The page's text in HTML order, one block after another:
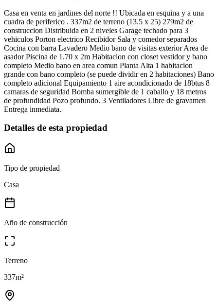
Casa en venta en jardines del norte !! Ubicada en esquina y a una
cuadra de periferico . 337m2 de terreno (13.5 x 25) 279m2 de
construccion Distribuida en 2 niveles Garage techado para 3
vehiculos Porton electrico Recibidor Sala y comedor separados
Cocina con barra Lavadero Medio bano de visitas exterior Area de
asador Piscina de 1.70 x 2m Habitacion con closet vestidor y bano
completo Medio bano en area comun Planta Alta 1 habitacion
grande con bano completo (se puede dividir en 2 habitaciones) Bano
completo adicional Equipamiento 1 aire acondicionado de 18btus 8
camaras de seguridad Bomba sumergible de 1 caballo y 18 metros
de profundidad Pozo profundo. 3 Ventiladores Libre de gravamen
Entrega inmediata.
Detalles de esta propiedad
Tipo de propiedad
Casa
Año de construcción
Terreno
337m²